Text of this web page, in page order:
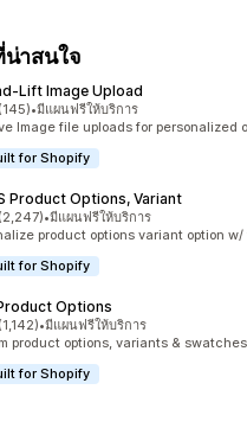
าสนใจ
Image Upload
5 ดาว
(145)รีวิว
•มีแผนฟรีให้บริการ
Image file uploads for personalized
for Shopify
Product Options, Variant
5 ดาว
(2,247)
2247 รีวิว
•มีแผนฟรีให้บริการ
product options variant option w/
for Shopify
Options
5 ดาว
(1,142)รีวิว
•มีแผนฟรีให้บริการ
product options, variants &
for Shopify